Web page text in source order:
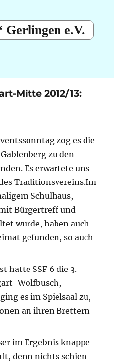
Gerlingen e.V.
Mitte 2012/13:
zog es die
zu den
Es erwartete uns
Traditionsvereins.Im
Schulhaus,
Bürgertreff und
wurde, haben auch
gefunden, so auch
hatte SSF 6 die 3.
Wolfbusch,
es im Spielsaal zu,
an ihren Brettern
im Ergebnis knappe
denn nichts schien